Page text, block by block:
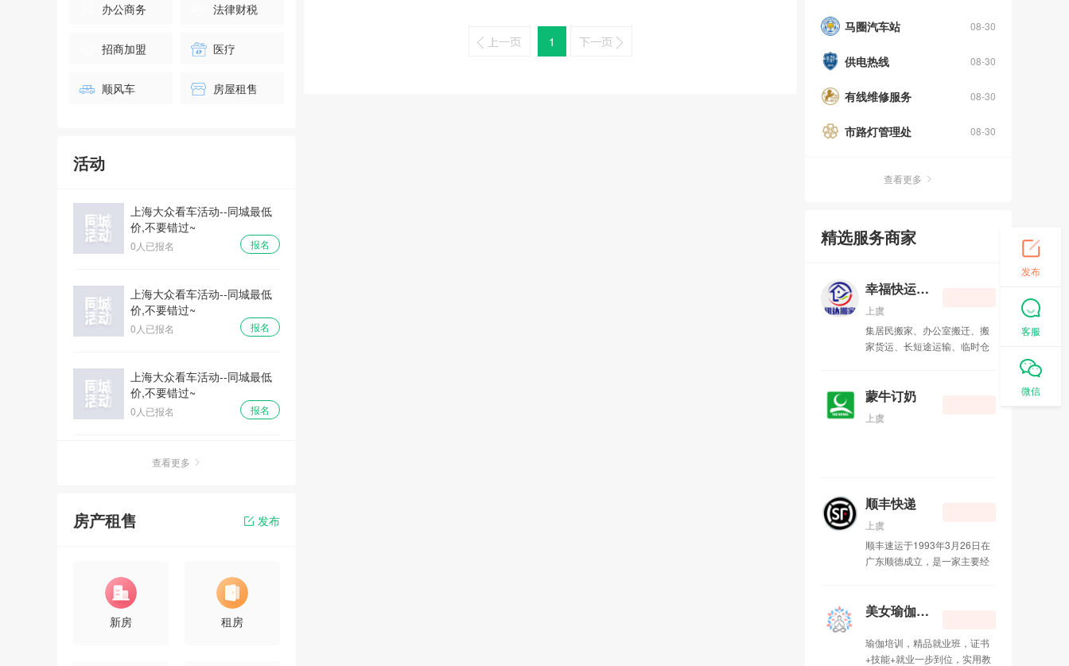
办公商务 法律财税
招商加盟 医疗
顺风车 房屋租售
活动
绍兴时光机亲子剧场上虞首演
上海大众看车活动--同城最低
价,不要错过~
报名
0人已报名
上海大众看车活动--同城最低
价,不要错过~
报名
0人已报名
上海大众看车活动--同城最低
价,不要错过~
报名
0人已报名
上海大众看车活动--同城最低
上海大众看车活动--同城最低
查看更多
房产租售 发布
新房 租房
1
08-30
马圈汽车站
08-30
供电热线
08-30
有线维修服务
08-30
市路灯管理处
北京西站问讯
自来水报修热线
08-30
燃气报修热线
24小时反扒
健康咨询热线
09-01
顺丰快递
北新桥中医院
08-30
德胜门长途汽车站
查看更多
精选服务商家
幸福快运搬家公司
上虞
集居民搬家、办公室搬迁、搬
家货运、长短途运输、临时仓
备迁移、空调移机、服务器搬
蒙牛订奶
上虞
顺丰快递
上虞
顺丰速运于1993年3月26日在
广东顺德成立，是一家主要经
美女瑜伽速成班
瑜伽培训，精品就业班，证书
+技能+就业一步到位，实用教
发布
客服
微信